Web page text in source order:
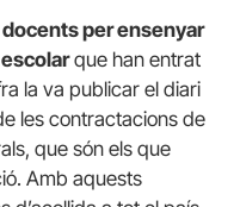
per ensenyar
que han entrat
la va publicar el diari
les contractacions de
que són els que
Amb aquests